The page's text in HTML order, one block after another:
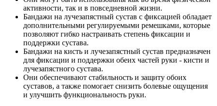
активности, так и в повседневной жизни.
Бандажи на лучезапястный сустав с фиксацией обладает
дополнительными регулируемыми ремешками, которые
позволяют гибко настраивать степень фиксации и
поддержки сустава.
Бандажи на кисть и лучезапястный сустав предназначен
для фиксации и поддержки обеих частей руки - кисти и
лучезапястного сустава.
Они обеспечивают стабильность и защиту обоих
суставов, а также помогает снизить болевые ощущения
и улучшить функциональность руки.